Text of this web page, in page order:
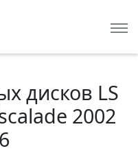
дисков LS
2002